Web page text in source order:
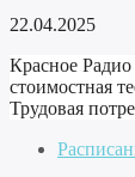
22.04.2025
Красное
стоимостная
Трудовая